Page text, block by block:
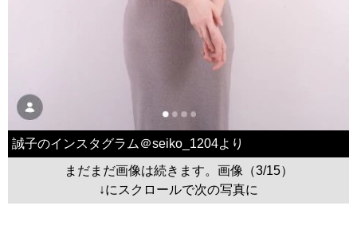
誠子のインスタグラム＠seiko_1204より
まだまだ画像は続きます。画像（3/15）
↓にスクロールで次の写真に